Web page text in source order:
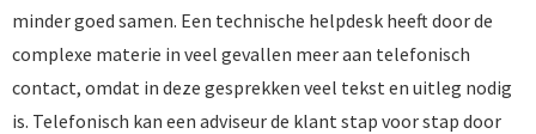
minder goed samen. Een technische helpdesk heeft door de
complexe materie in veel gevallen meer aan telefonisch
contact, omdat in deze gesprekken veel tekst en uitleg nodig
is. Telefonisch kan een adviseur de klant stap voor stap door